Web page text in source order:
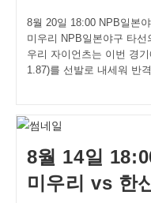
8월 20일 18:00 NPB일본
미우리 NPB일본야구 타선
우리 자이언츠는 이번 경
1.87)를 선발로 내세워 반
8월 14일
미우리 vs 한